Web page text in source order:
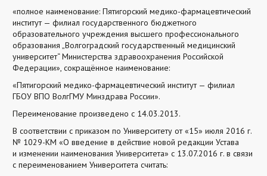
«полное наименование: Пятигорский медико-фармацевтический
институт — филиал государственного бюджетного
образовательного учреждения высшего профессионального
образования „Волгоградский государственный медицинский
университет“ Министерства здравоохранения Российской
Федерации», сокращённое наименование:
«Пятигорский медико-фармацевтический институт — филиал
ГБОУ ВПО ВолгГМУ Минздрава России».
Переименование произведено с 14.03.2013.
В соответствии с приказом по Университету от «15» июля 2016 г.
№ 1029-КМ «О введение в действие новой редакции Устава
и изменении наименования Университета» с 13.07.2016 г. в связи
с переименованием Университета считать: